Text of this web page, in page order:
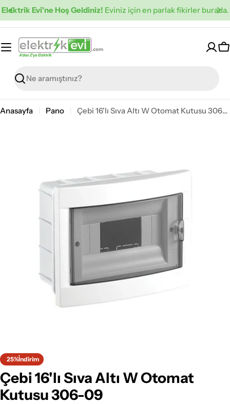
İçeriğe
Elektrik Evi'ne Hoş Geldiniz! Eviniz için en parlak fikirler burada.
Ara
Anasayfa Pano Çebi 16'lı Sıva Altı W Otomat Kutusu 306-09
0 pencerede aç
25%İndirim
Çebi 16'lı Sıva Altı W Otomat
Kutusu 306-09